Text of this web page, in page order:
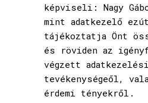
képviseli: Nagy
mint adatkezelő
tájékoztatja Önt
és röviden az
végzett adatkezelési
tevékenységeől,
érdemi tényekről.